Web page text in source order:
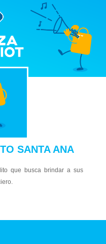
SANTA ANA
que busca brindar a sus